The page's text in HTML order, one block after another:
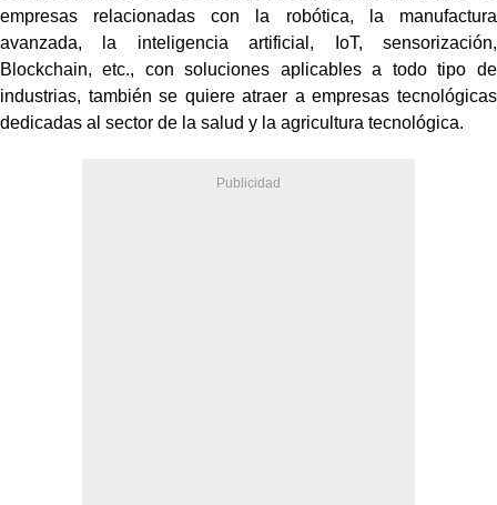
empresas relacionadas con la robótica, la manufactura
avanzada, la inteligencia artificial, IoT, sensorización,
Blockchain, etc., con soluciones aplicables a todo tipo de
industrias, también se quiere atraer a empresas tecnológicas
dedicadas al sector de la salud y la agricultura tecnológica.